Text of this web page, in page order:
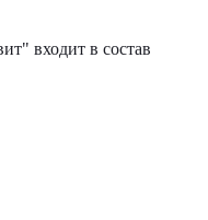
входит в состав